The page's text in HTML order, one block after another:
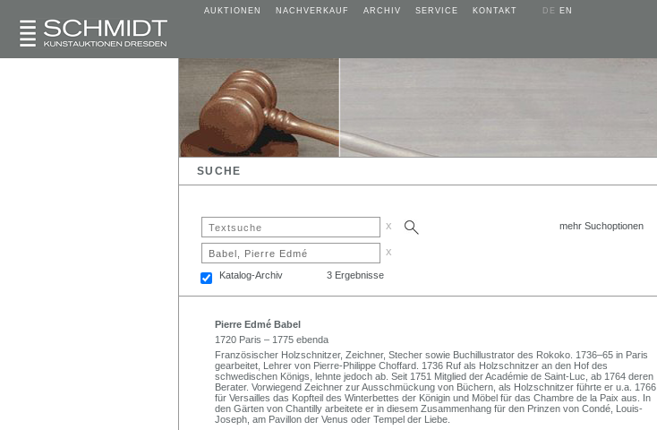
AUKTIONEN NACHVERKAUF ARCHIV SERVICE KONTAKT DE EN
SUCHE
x mehr Suchoptionen
x
Katalog-Archiv 3 Ergebnisse
Pierre Edmé Babel
1720 Paris – 1775 ebenda
Französischer Holzschnitzer, Zeichner, Stecher sowie Buchillustrator des Rokoko. 1736–65 in Paris
gearbeitet, Lehrer von Pierre-Philippe Choffard. 1736 Ruf als Holzschnitzer an den Hof des
schwedischen Königs, lehnte jedoch ab. Seit 1751 Mitglied der Académie de Saint-Luc, ab 1764 deren
Berater. Vorwiegend Zeichner zur Ausschmückung von Büchern, als Holzschnitzer führte er u.a. 1766
für Versailles das Kopfteil des Winterbettes der Königin und Möbel für das Chambre de la Paix aus. In
den Gärten von Chantilly arbeitete er in diesem Zusammenhang für den Prinzen von Condé, Louis-
Joseph, am Pavillon der Venus oder Tempel der Liebe.